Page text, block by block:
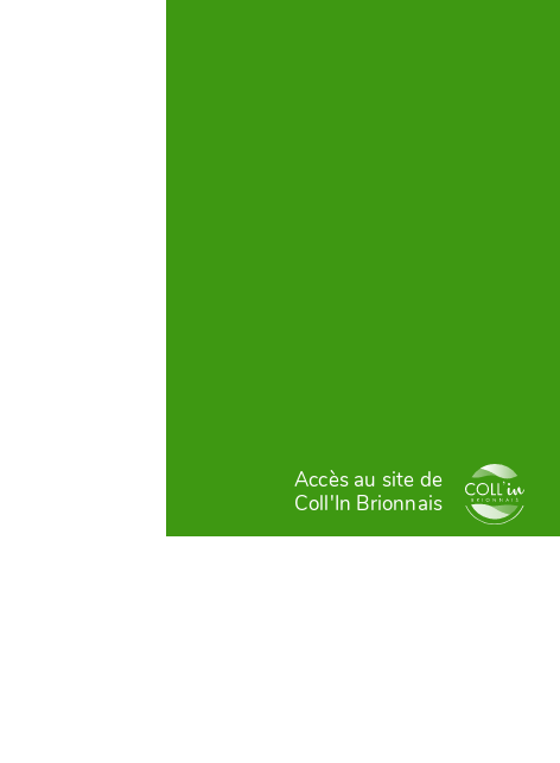
Accès au site de
Coll'In Brionnais